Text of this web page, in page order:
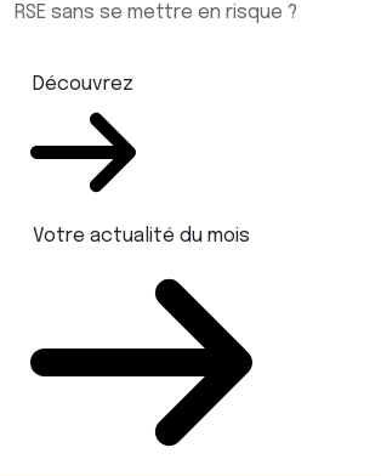
RSE sans se mettre en risque ?
Découvrez
Votre actualité du mois